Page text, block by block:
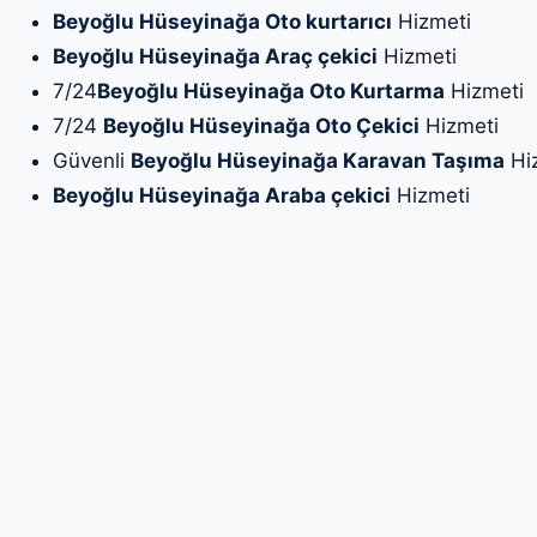
Beyoğlu Hüseyinağa Oto kurtarıcı Hizmeti
Beyoğlu Hüseyinağa Araç çekici Hizmeti
7/24Beyoğlu Hüseyinağa Oto Kurtarma Hizmeti
7/24 Beyoğlu Hüseyinağa Oto Çekici Hizmeti
Güvenli Beyoğlu Hüseyinağa Karavan Taşıma
Beyoğlu Hüseyinağa Araba çekici Hizmeti